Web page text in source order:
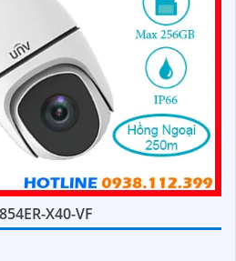
X40-VF